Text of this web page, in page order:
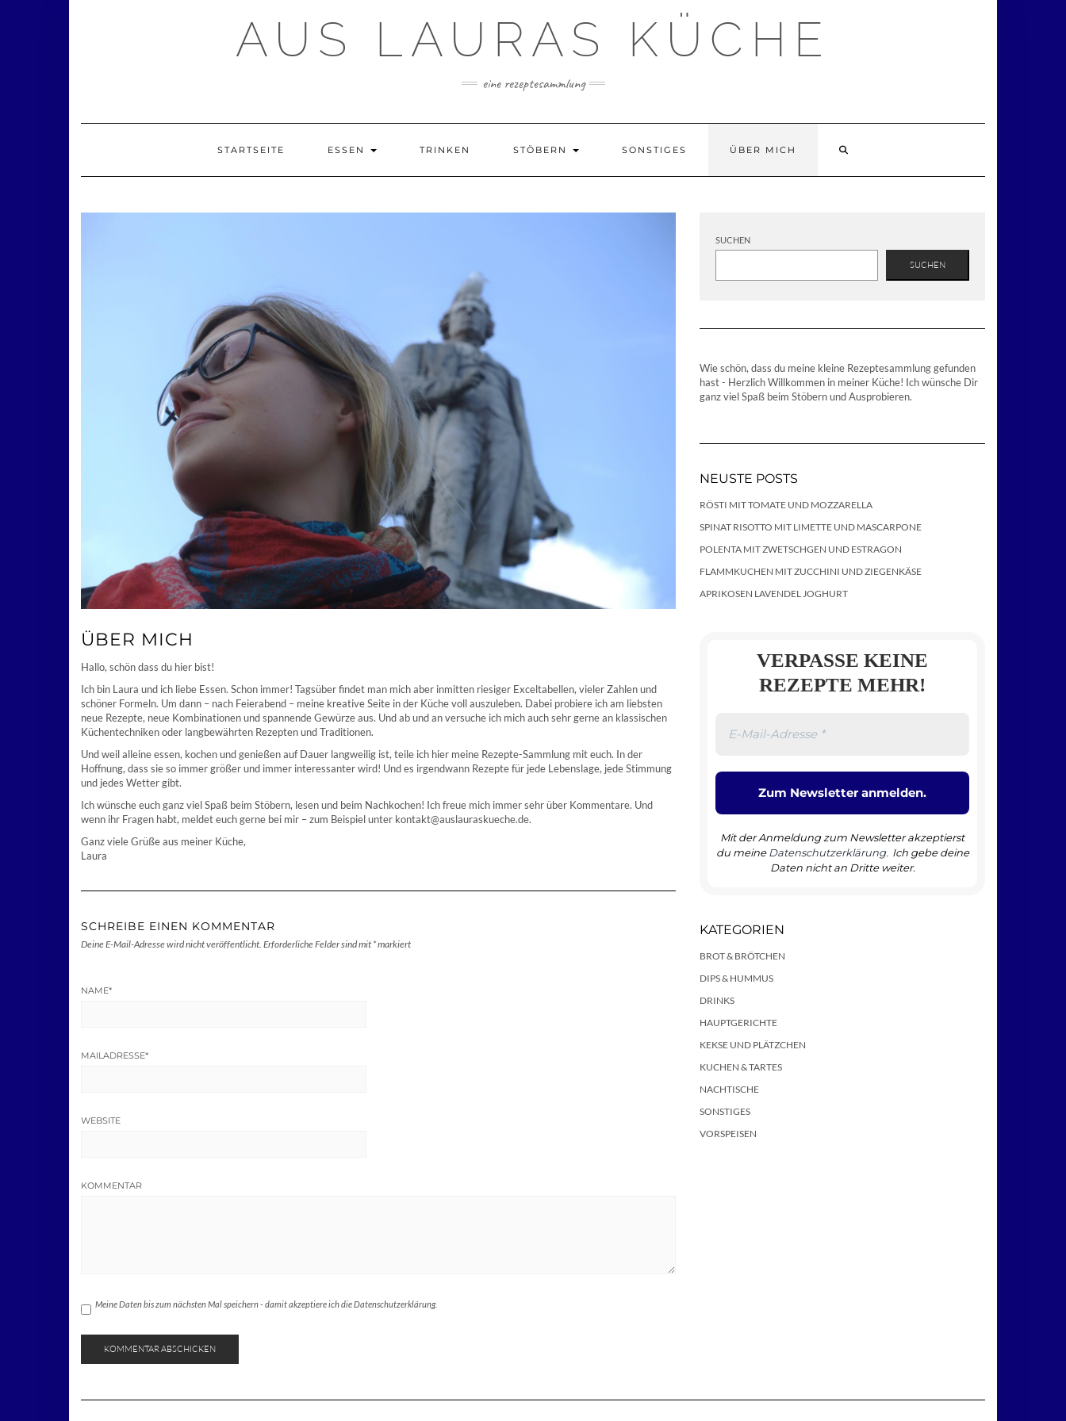
AUS LAURAS KÜCHE
eine rezeptesammlung
STARTSEITE ESSEN TRINKEN STÖBERN SONSTIGES ÜBER MICH
ÜBER MICH
Hallo, schön dass du hier bist!
Ich bin Laura und ich liebe Essen. Schon immer! Tagsüber findet man mich aber inmitten riesiger Exceltabellen, vieler Zahlen und
schöner Formeln. Um dann – nach Feierabend – meine kreative Seite in der Küche voll auszuleben. Dabei probiere ich am liebsten
neue Rezepte, neue Kombinationen und spannende Gewürze aus. Und ab und an versuche ich mich auch sehr gerne an klassischen
Küchentechniken oder langbewährten Rezepten und Traditionen.
Und weil alleine essen, kochen und genießen auf Dauer langweilig ist, teile ich hier meine Rezepte-Sammlung mit euch. In der
Hoffnung, dass sie so immer größer und immer interessanter wird! Und es irgendwann Rezepte für jede Lebenslage, jede Stimmung
und jedes Wetter gibt.
Ich wünsche euch ganz viel Spaß beim Stöbern, lesen und beim Nachkochen! Ich freue mich immer sehr über Kommentare. Und
wenn ihr Fragen habt, meldet euch gerne bei mir – zum Beispiel unter kontakt@auslauraskueche.de.
Ganz viele Grüße aus meiner Küche,
Laura
SCHREIBE EINEN KOMMENTAR
Deine E-Mail-Adresse wird nicht veröffentlicht. Erforderliche Felder sind mit *markiert
NAME*
MAILADRESSE*
WEBSITE
KOMMENTAR
Meine Daten bis zum nächsten Mal speichern - damit akzeptiere ich die Datenschutzerklärung.
SUCHEN
SUCHEN
Wie schön, dass du meine kleine Rezeptesammlung gefunden
hast - Herzlich Willkommen in meiner Küche! Ich wünsche Dir
ganz viel Spaß beim Stöbern und Ausprobieren.
NEUSTE POSTS
RÖSTI MIT TOMATE UND MOZZARELLA
SPINAT RISOTTO MIT LIMETTE UND MASCARPONE
POLENTA MIT ZWETSCHGEN UND ESTRAGON
FLAMMKUCHEN MIT ZUCCHINI UND ZIEGENKÄSE
APRIKOSEN LAVENDEL JOGHURT
VERPASSE KEINE
REZEPTE MEHR!
Mit der Anmeldung zum Newsletter akzeptierst
du meineDatenschutzerklärung. Ich gebe deine
Daten nicht an Dritte weiter.
KATEGORIEN
BROT & BRÖTCHEN
DIPS & HUMMUS
DRINKS
HAUPTGERICHTE
KEKSE UND PLÄTZCHEN
KUCHEN & TARTES
NACHTISCHE
SONSTIGES
VORSPEISEN